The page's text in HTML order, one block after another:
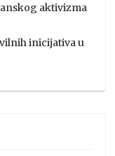
aktivizma
inicijativa u